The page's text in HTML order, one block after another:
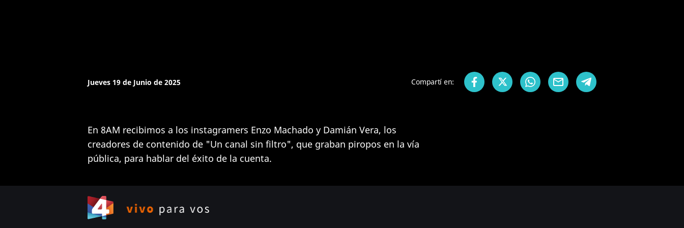
Jueves 19 de Junio de 2025 Compartí en:
En 8AM recibimos a los instagramers Enzo Machado y Damián Vera, los
creadores de contenido de "Un canal sin filtro", que graban piropos en la vía
pública, para hablar del éxito de la cuenta.